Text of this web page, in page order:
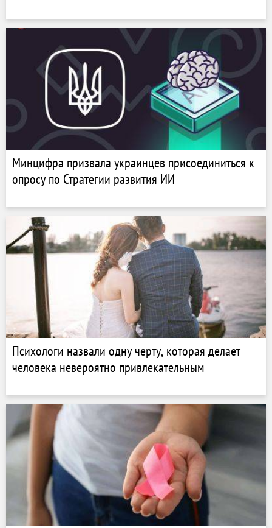
Минцифра призвала украинцев присоединиться к
опросу по Стратегии развития ИИ
Психологи назвали одну черту, которая делает
человека невероятно привлекательным